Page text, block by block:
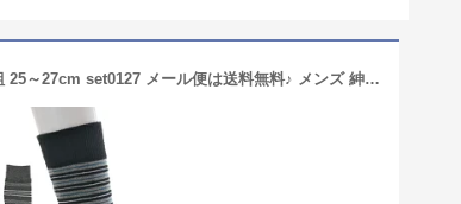
靴下 メンズ あったか パイル 厚地 ソックス 5足組 25～27cm set0127 メール便は送料無料♪ メンズ 紳士 男性 くつした くつ下 靴下 ソックス セット 足 敬老の日 tfm